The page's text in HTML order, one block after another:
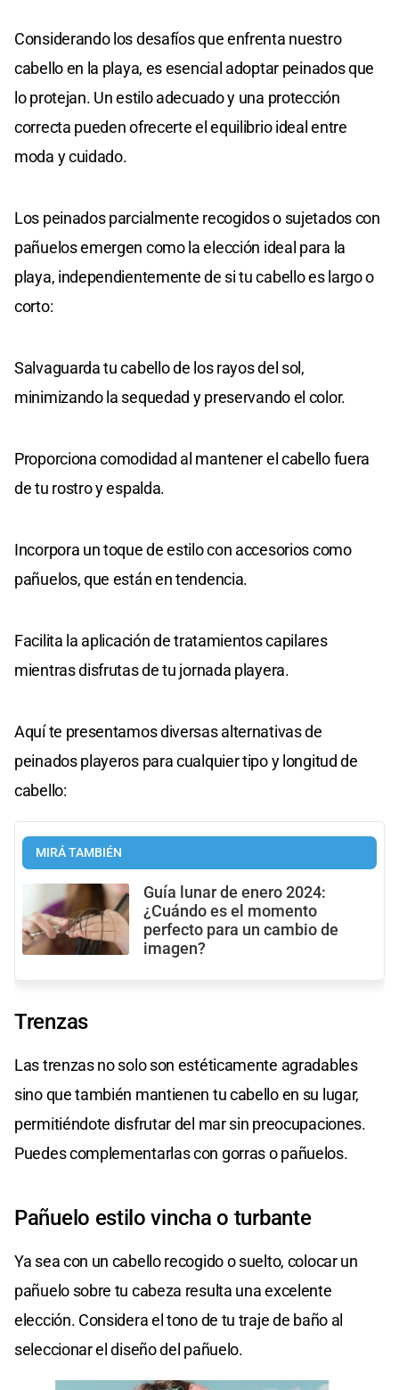
Considerando los desafíos que enfrenta nuestro
cabello en la playa, es esencial adoptar peinados que
lo protejan. Un estilo adecuado y una protección
correcta pueden ofrecerte el equilibrio ideal entre
moda y cuidado.
Los peinados parcialmente recogidos o sujetados con
pañuelos emergen como la elección ideal para la
playa, independientemente de si tu cabello es largo o
corto:
Salvaguarda tu cabello de los rayos del sol,
minimizando la sequedad y preservando el color.
Proporciona comodidad al mantener el cabello fuera
de tu rostro y espalda.
Incorpora un toque de estilo con accesorios como
pañuelos, que están en tendencia.
Facilita la aplicación de tratamientos capilares
mientras disfrutas de tu jornada playera.
Aquí te presentamos diversas alternativas de
peinados playeros para cualquier tipo y longitud de
cabello:
MIRÁ TAMBIÉN
Guía lunar de enero 2024:
¿Cuándo es el momento
perfecto para un cambio de
imagen?
Trenzas
Las trenzas no solo son estéticamente agradables
sino que también mantienen tu cabello en su lugar,
permitiéndote disfrutar del mar sin preocupaciones.
Puedes complementarlas con gorras o pañuelos.
Pañuelo estilo vincha o turbante
Ya sea con un cabello recogido o suelto, colocar un
pañuelo sobre tu cabeza resulta una excelente
elección. Considera el tono de tu traje de baño al
seleccionar el diseño del pañuelo.